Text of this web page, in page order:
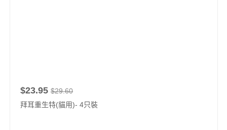
$23.95 $29.60
拜耳重生特(貓用)- 4只裝